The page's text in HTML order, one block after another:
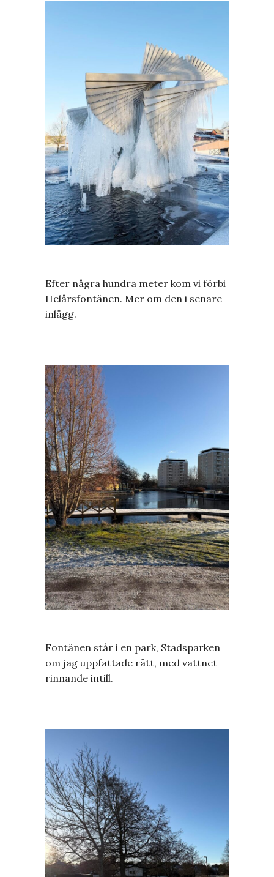
Efter några hundra meter kom vi förbi
Helårsfontänen. Mer om den i senare
inlägg.
Fontänen står i en park, Stadsparken
om jag uppfattade rätt, med vattnet
rinnande intill.